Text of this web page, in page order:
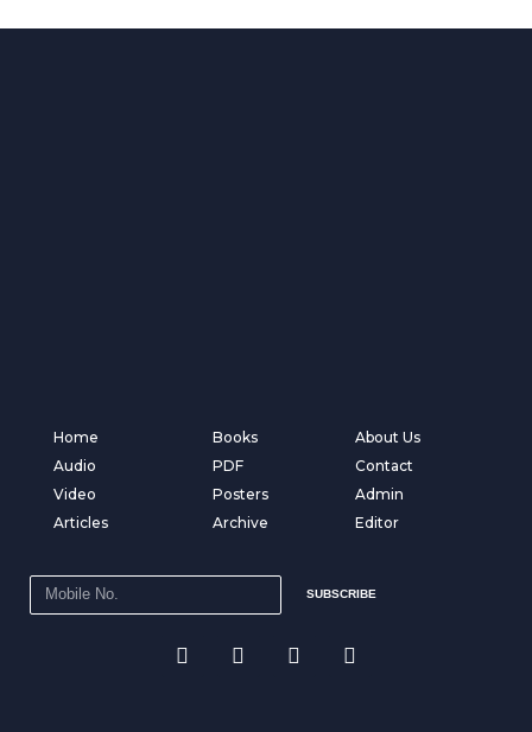
Home
Audio
Video
Articles
Books
PDF
Posters
Archive
About Us
Contact
Admin
Editor
SUBSCRIBE